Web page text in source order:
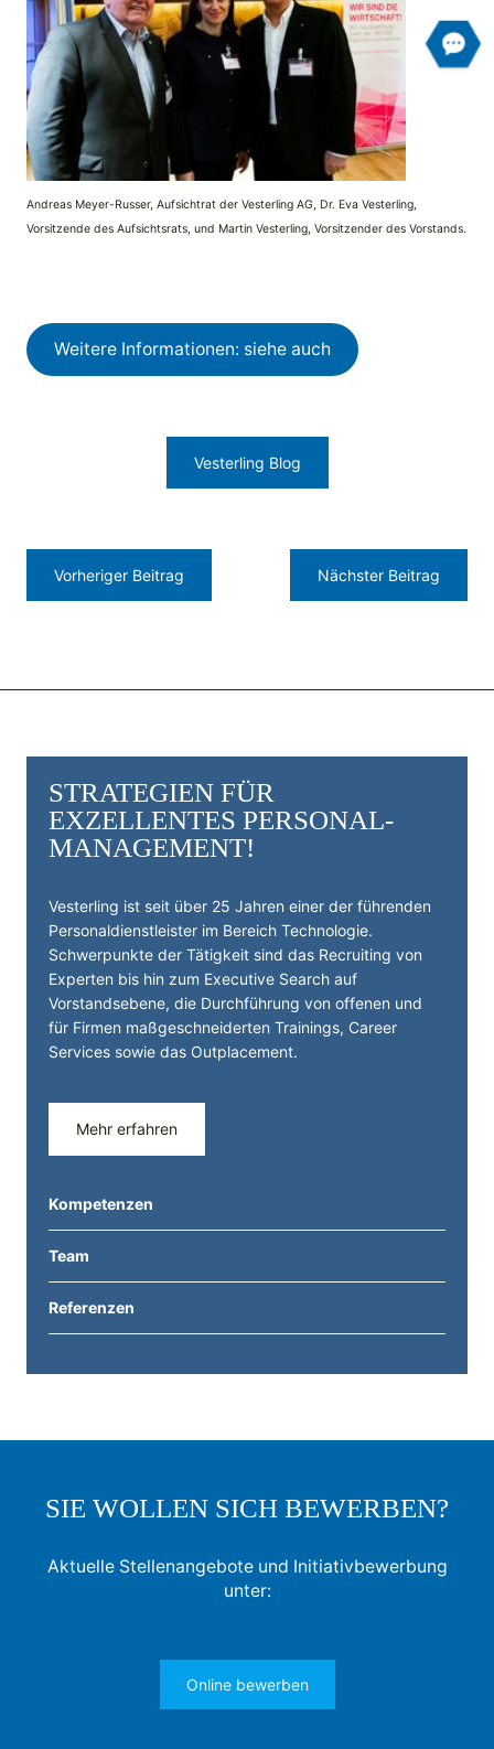
STRATEGIEN FÜR
EXZELLENTES PERSONAL­
MANAGEMENT!
Vesterling ist seit über 25 Jahren einer der führenden
Personal­dienst­leister im Bereich Technologie.
Schwerpunkte der Tätigkeit sind das Recruiting von
Experten bis hin zum Executive Search auf
Vorstandsebene, die Durchführung von offenen und
für Firmen maßgeschneiderten Trainings, Career
Services sowie das Outplacement.
Mehr erfahren
Kompetenzen
Team
Referenzen
Andreas Meyer-Russer, Aufsichtrat der Vesterling AG, Dr. Eva Vesterling,
Vorsitzende des Aufsichtsrats, und Martin Vesterling, Vorsitzender des Vorstands.
Weitere Informationen: siehe auch
Vorheriger Beitrag
Vesterling Blog
Nächster Beitrag
SIE WOLLEN SICH BEWERBEN?
Aktuelle Stellenangebote und Initiativbewerbung
unter:
Online bewerben